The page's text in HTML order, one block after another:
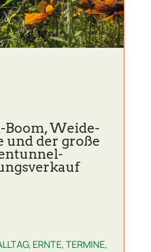
Boom, Weide-
und der große
, ERNTE,TERMINE,